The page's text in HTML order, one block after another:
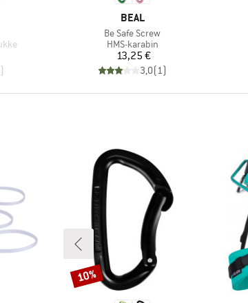
)
MÆRKE
BEAL
Artikel
Be Safe Screw
Produktgruppe
HMS-karabin
Pris
13,25 €
3,0(1)
Rabat
10%